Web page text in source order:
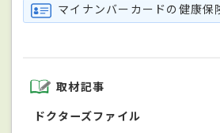
マイナンバーカードの健康保
取材記事
ドクターズファイル